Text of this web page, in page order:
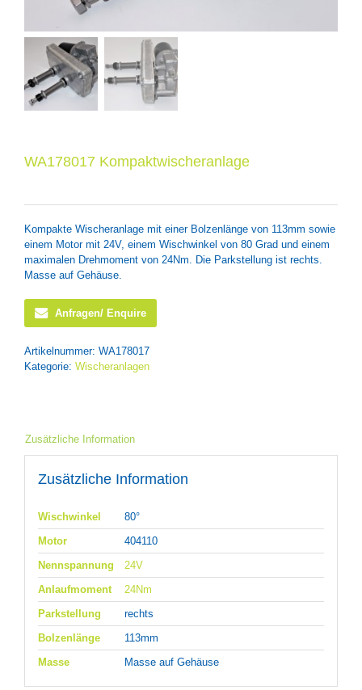
WA178017 Kompaktwischeranlage
Kompakte Wischeranlage mit einer Bolzenlänge von 113mm sowie
einem Motor mit 24V, einem Wischwinkel von 80 Grad und einem
maximalen Drehmoment von 24Nm. Die Parkstellung ist rechts.
Masse auf Gehäuse.
Anfragen/ Enquire
Artikelnummer: WA178017
Kategorie: Wischeranlagen
Zusätzliche Information
Zusätzliche Information
Wischwinkel
80°
Motor
404110
Nennspannung
24V
Anlaufmoment
24Nm
Parkstellung
rechts
Bolzenlänge
113mm
Masse
Masse auf Gehäuse